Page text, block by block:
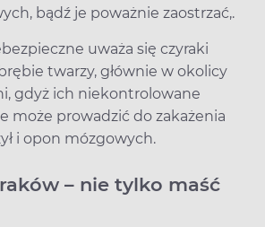
bądź je poważnie zaostrzać,.
uważa się czyraki
twarzy, głównie w okolicy
gdyż ich niekontrolowane
może prowadzić do zakażenia
i opon mózgowych.
– nie tylko maść